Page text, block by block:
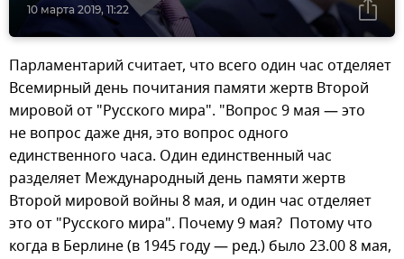
10 марта 2019, 11:22
Парламентарий считает, что всего один час отделяет
Всемирный день почитания памяти жертв Второй
мировой от "Русского мира". "Вопрос 9 мая — это
не вопрос даже дня, это вопрос одного
единственного часа. Один единственный час
разделяет Международный день памяти жертв
Второй мировой войны 8 мая, и один час отделяет
это от "Русского мира". Почему 9 мая? Потому что
когда в Берлине (в 1945 году — ред.) было 23.00 8 мая,